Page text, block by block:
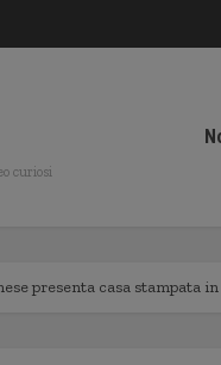
curiosi
presenta casa stampata